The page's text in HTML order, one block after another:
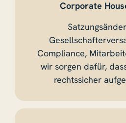
Corporate
Compliance,
wir sorgen dafür,
rechtssicher